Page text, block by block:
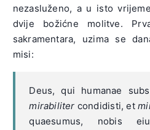
nezasluženo, a u isto
dvije božićne molitve.
sakramentara, uzima se
misi:
Deus, qui humanae
mirabiliter condidisti, et
quaesumus, nobis